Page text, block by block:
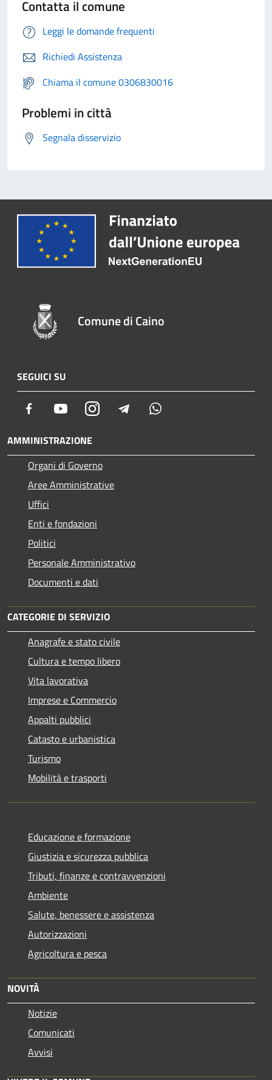
Contatta il comune
Leggi le domande frequenti
Richiedi Assistenza
Chiama il comune 0306830016
Problemi in città
Segnala disservizio
Comune di Caino
SEGUICI SU
Facebook YoutubeInstagram Telegram
AMMINISTRAZIONE
Organi di Governo
Aree Amministrative
Uffici
Enti e fondazioni
Politici
Personale Amministrativo
Documenti e dati
CATEGORIE DI SERVIZIO
Anagrafe e stato civile
Cultura e tempo libero
Vita lavorativa
Imprese e Commercio
Appalti pubblici
Catasto e urbanistica
Turismo
Mobilità e trasporti
Educazione e formazione
Giustizia e sicurezza pubblica
Tributi, finanze e contravvenzioni
Ambiente
Salute, benessere e assistenza
Autorizzazioni
Agricoltura e pesca
NOVITÀ
Notizie
Comunicati
Avvisi